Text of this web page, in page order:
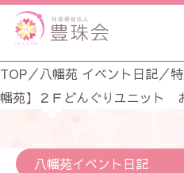
TOP／八幡苑 イベント日記／
幡苑】２Ｆどんぐりユニット
八幡苑イベント日記